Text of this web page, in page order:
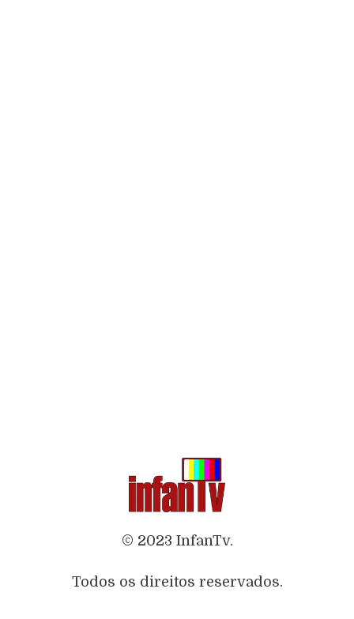
© 2023 InfanTv.
Todos os direitos reservados.